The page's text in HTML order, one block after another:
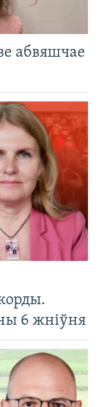
абвяшчае
6 жніўня